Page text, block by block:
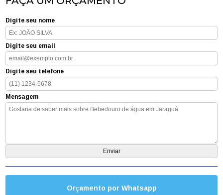
Digite seu nome
Digite seu email
Digite seu telefone
Mensagem
Orçamento por Whatsapp